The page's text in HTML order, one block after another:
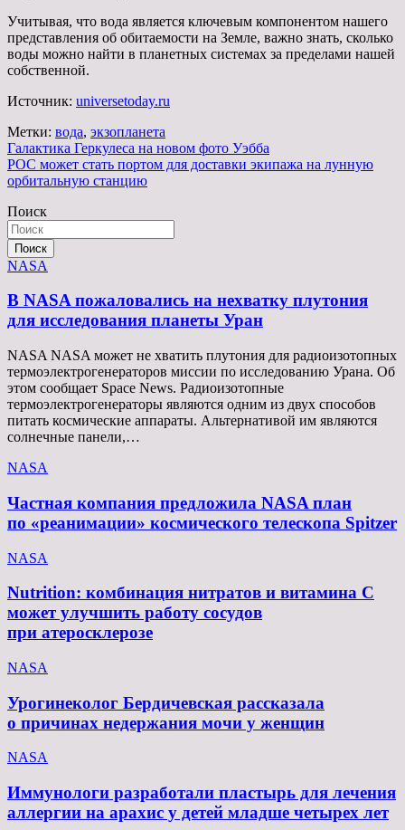
Учитывая, что вода является ключевым компонентом нашего
представления об обитаемости на Земле, важно знать, сколько
воды можно найти в планетных системах за пределами нашей
собственной.
Источник: universetoday.ru
Метки: вода, экзопланета
Навигация
по
Галактика Геркулеса на новом фото Уэбба
РОС может стать портом для доставки экипажа на лунную
орбитальную станцию
Поиск
Поиск
NASA
В NASA пожаловались на нехватку плутония
для исследования планеты Уран
NASA NASA может не хватить плутония для радиоизотопных
термоэлектрогенераторов миссии по исследованию Урана. Об
этом сообщает Space News. Радиоизотопные
термоэлектрогенераторы являются одним из двух способов
питать космические аппараты. Альтернативой им являются
солнечные панели,…
NASA
Частная компания предложила NASA план
по «реанимации» космического телескопа Spitzer
NASA
Nutrition: комбинация нитратов и витамина C
может улучшить работу сосудов
при атеросклерозе
NASA
Урогинеколог Бердичевская рассказала
о причинах недержания мочи у женщин
NASA
Иммунологи разработали пластырь для лечения
аллергии на арахис у детей младше четырех лет